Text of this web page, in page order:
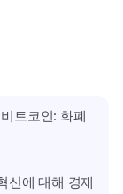
트코인: 화폐
신에 대해 경제